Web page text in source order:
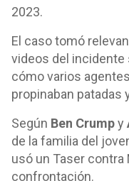
2023.
El caso tomó
videos del incidente
cómo varios
propinaban patadas
Según Ben Crumpy
de la familia del
usó un Taser
confrontación.